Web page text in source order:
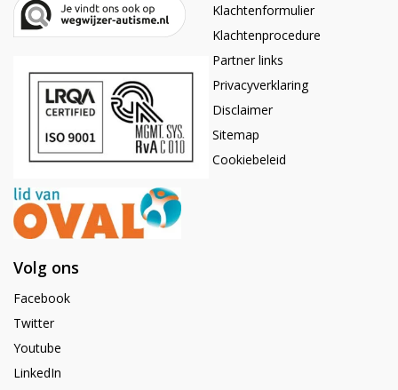
Klachtenformulier
Klachtenprocedure
Partner links
Privacyverklaring
Disclaimer
Sitemap
Cookiebeleid
Volg ons
Facebook
Twitter
Youtube
LinkedIn